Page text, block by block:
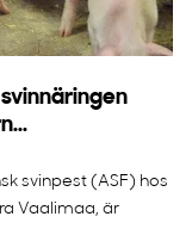
svinpest (ASF) hos
Vaalimaa, är